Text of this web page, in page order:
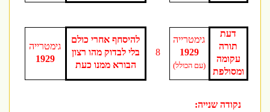
דעת
תורה
עקומה
ומסולפת
גימטרייה
1929
(עם הכולל)
להיסחף אחרי כולם
בלי לבדוק מהו רצון
הבורא ממנו כעת
גימטרייה
1929
נקודה שנייה: